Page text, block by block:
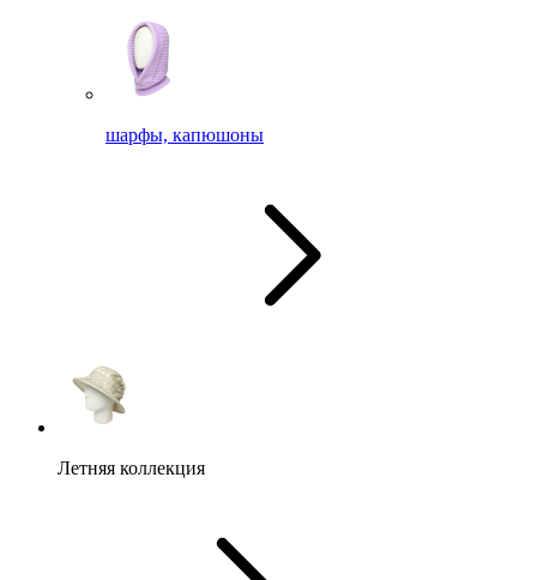
шарфы, капюшоны
Летняя коллекция